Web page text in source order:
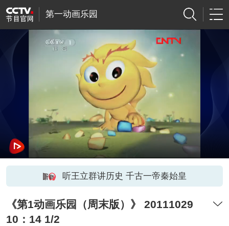
第一动画乐园
听王立群讲历史 千古一帝秦始皇
《第1动画乐园（周末版）》 20111029
10：14 1/2